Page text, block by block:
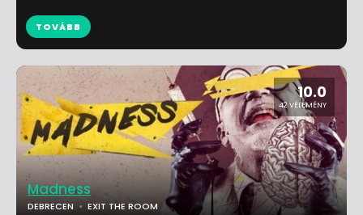
TOVÁBB
10.0
42 VÉLEMÉNY
Madness
DEBRECEN EXIT THE ROOM